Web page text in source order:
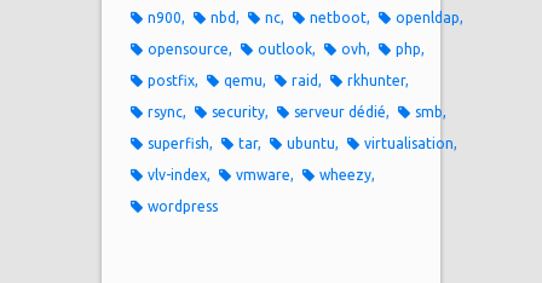
n900
nbd nc netboot
openldap
opensource
outlook ovh
php
postfix
qemu raid
rkhunter
rsync
security serveur dédié
smb
superfish
tar ubuntu
virtualisation
vlv-index
vmware
wheezy
wordpress